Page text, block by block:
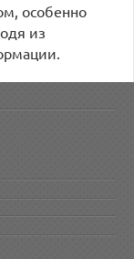
особенно
из